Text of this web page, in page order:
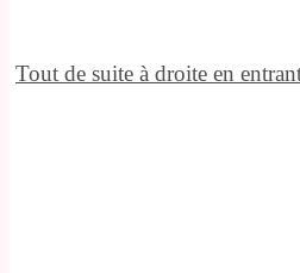
Tout de suite à droite en